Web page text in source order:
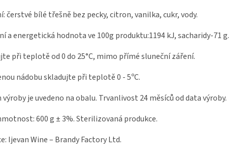
čerstvé bílé třešně bez pecky, citron, vanilka, cukr, vody.
a energetická hodnota ve 100g produktu:1194 kJ, sacharidy-71 g.
při teplotě od 0 do 25°C, mimo přímé sluneční záření.
nádobu skladujte při teplotě 0 - 5ºC.
výroby je uvedeno na obalu. Trvanlivost 24 měsíců od data výroby.
600 g ± 3%. Sterilizovaná produkce.
Ijevan Wine – Brandy Factory Ltd.